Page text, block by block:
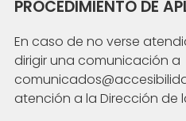
PROCEDIMIENTO DE
En caso de no verse
dirigir una comunicación a
atención a la Dirección de